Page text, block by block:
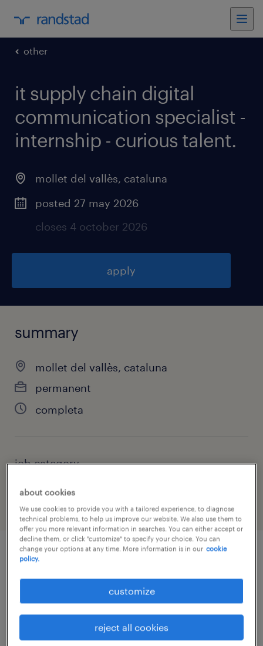
other
it supply chain digital
communication specialist -
internship - curious talent.
mollet del vallès, cataluna
posted 27 may 2026
closes 4 october 2026
apply
summary
mollet del vallès, cataluna
permanent
completa
job category
job details
-Crear y mantener páginas de SharePoint
para publicar actualizaciones de TI, guías
prácticas y hitos de proyectos.-Diseñar
about cookies
We use cookies to provide you with a tailored experience, to diagnose
technical problems, to help us improve our website. We also use them to
offer you more relevant information in searches. You can either accept or
decline them, or click "customize" to specify your choice. You can
change your options at any time. More information is in our cookie
policy.
customize
reject all cookies